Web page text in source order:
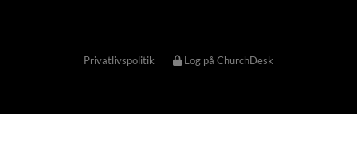
Privatlivspolitik Log på ChurchDesk